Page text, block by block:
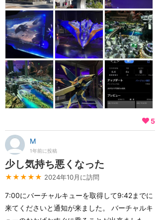
5
M
1年前に投稿
少し気持ち悪くなった
★★★★★ 2024年10月に訪問
7:00にバーチャルキューを取得して9:42までに
来てくださいと通知が来ました。 バーチャルキ